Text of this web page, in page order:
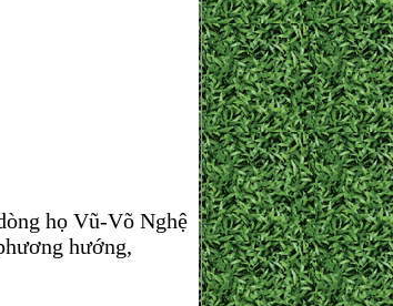
họ Vũ-Võ Nghệ
hướng,